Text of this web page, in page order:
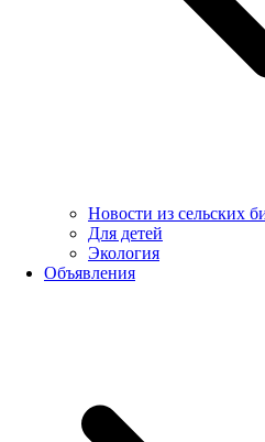
Новости из сельских
Для детей
Экология
Объявления